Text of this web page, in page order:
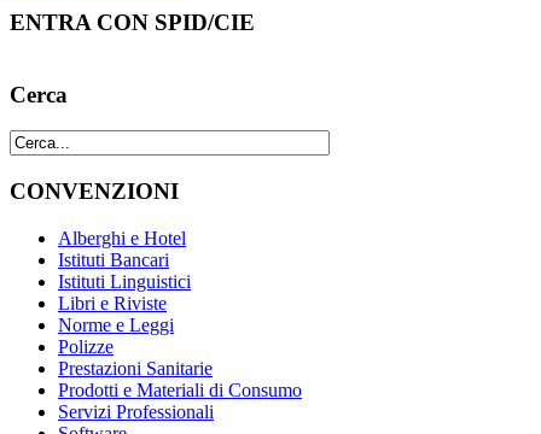
ENTRA CON SPID/CIE
Cerca
CONVENZIONI
Alberghi e Hotel
Istituti Bancari
Istituti Linguistici
Libri e Riviste
Norme e Leggi
Polizze
Prestazioni Sanitarie
Prodotti e Materiali di Consumo
Servizi Professionali